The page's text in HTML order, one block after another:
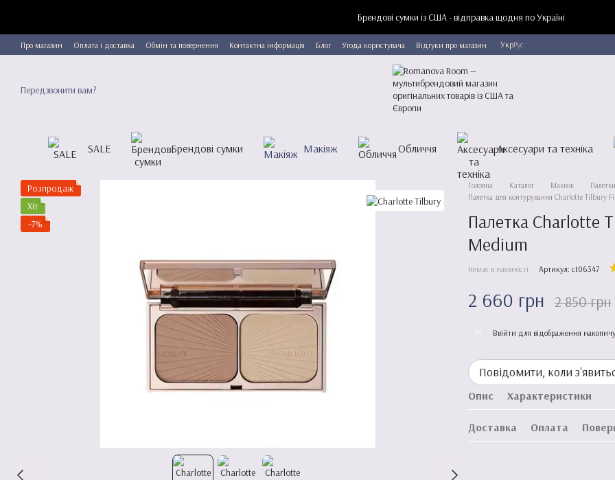
Брендові сумки із США - відправка щодня по Україні
Про магазин Оплата і доставка Обмін та повернення Контактна інформація Блог Угода користувача Відгуки про магазин УкрРус
Передзвонити вам?
SALE Брендові сумки Макіяж Обличчя Аксесуари та техніка
Розпродаж
Хіт
−7%
Головна Каталог Макіяж Палетки
Палетка для контурування Charlotte Tilbury
Палетка Charlotte
Medium
Немає в наявності Артикул: ct06347
2 660 грн 2 850 грн
Ввійти для відображення
Повідомити, коли
Опис Характеристики
Доставка Оплата